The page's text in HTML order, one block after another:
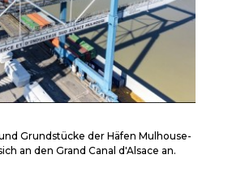
Grundstücke der Häfen Mulhouse-
an den Grand Canal d'Alsace an.